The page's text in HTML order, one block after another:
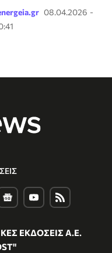
08.04.2026 -
ΕΚΔΟΣΕΙΣ Α.Ε.